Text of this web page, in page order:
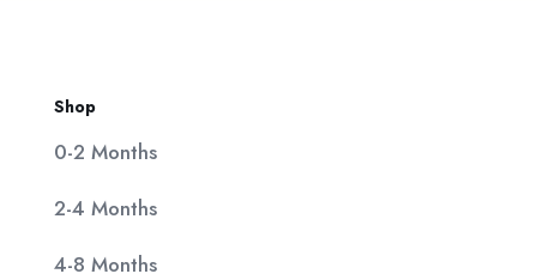
Shop
0-2 Months
2-4 Months
4-8 Months